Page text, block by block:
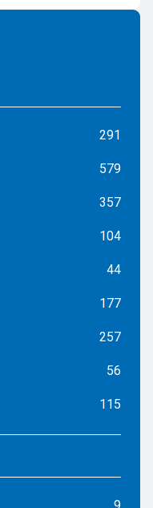
291
579
357
104
44
177
257
56
115
9